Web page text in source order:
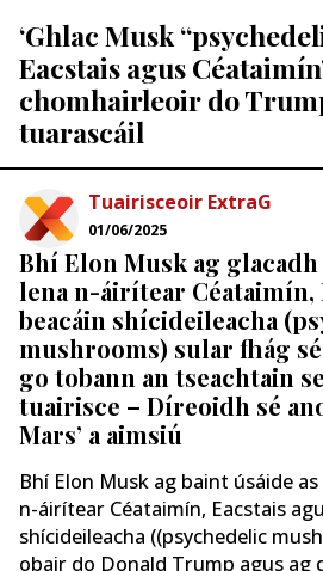
‘Ghlac Musk
Eacstais agus
chomhairleoir do
tuarascáil
Tuairisceoir ExtraG
01/06/2025
Bhí Elon Musk ag
lena n-áirítear Céataimín,
beacáin shícideileacha
mushrooms) sular fhág
go tobann an tseachtain
tuairisce – Díreoidh sé
Mars’ a aimsiú
Bhí Elon Musk ag baint úsáide
n-áirítear Céataimín, Eacstais
shícideileacha ((psychedelic
obair do Donald Trump agus ag